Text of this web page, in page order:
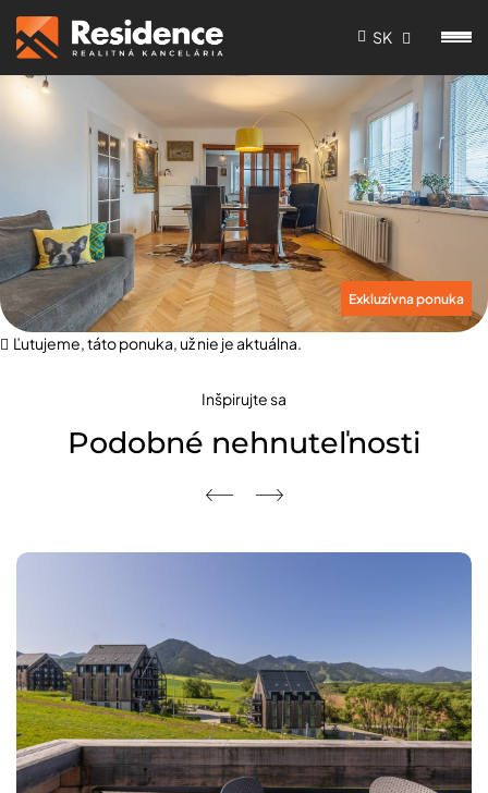
SK
Exkluzívna ponuka
Ľutujeme, táto ponuka, už nie je aktuálna.
Inšpirujte sa
Podobné nehnuteľnosti